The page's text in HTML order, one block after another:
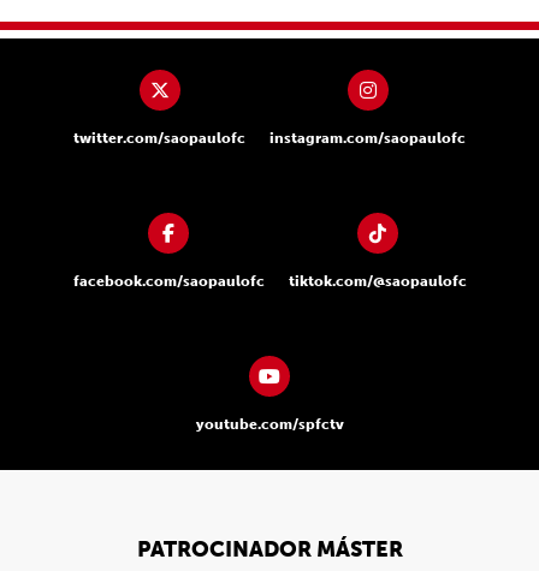
twitter.com/saopaulofc instagram.com/saopaulofc
facebook.com/saopaulofc tiktok.com/@saopaulofc
youtube.com/spfctv
PATROCINADOR MÁSTER